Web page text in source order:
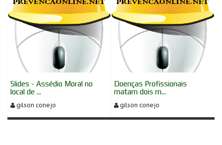
Slides - Assédio Moral no
local de ...
gilson conejo
Doenças Profissionais
matam dois m...
gilson conejo